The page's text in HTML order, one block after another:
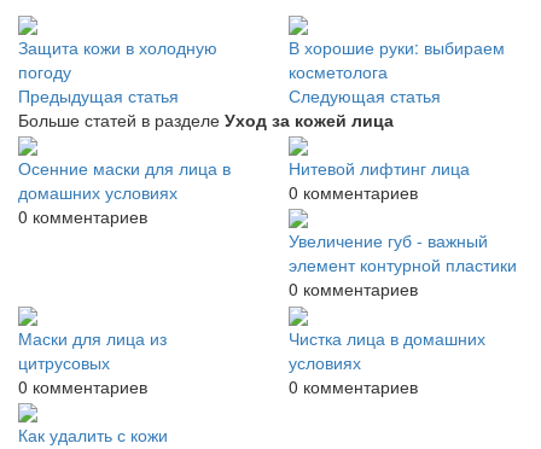
Защита кожи в холодную
погоду
Предыдущая статья
В хорошие руки: выбираем
косметолога
Следующая статья
Больше статей в разделе Уход за кожей лица
Осенние маски для лица в
домашних условиях
0 комментариев
Нитевой лифтинг лица
0 комментариев
Увеличение губ - важный
элемент контурной пластики
0 комментариев
Маски для лица из
цитрусовых
0 комментариев
Чистка лица в домашних
условиях
0 комментариев
Как удалить с кожи